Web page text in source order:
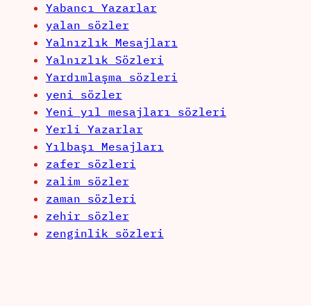
Yabancı Yazarlar
yalan sözler
Yalnızlık Mesajları
Yalnızlık Sözleri
Yardımlaşma sözleri
yeni sözler
Yeni yıl mesajları sözleri
Yerli Yazarlar
Yılbaşı Mesajları
zafer sözleri
zalim sözler
zaman sözleri
zehir sözler
zenginlik sözleri